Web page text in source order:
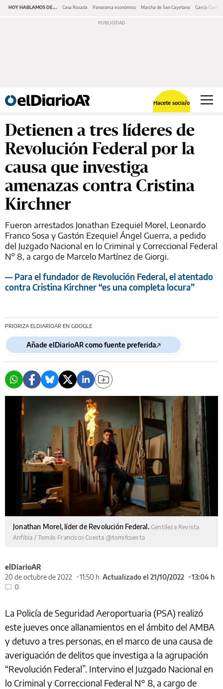
HOY HABLAMOS DE... Casa Rosada Panorama económico Marcha de San Cayetano García Cuerva
Hacete socia/o
Detienen a tres líderes de
Revolución Federal por la
causa que investiga
amenazas contra Cristina
Kirchner
Fueron arrestados Jonathan Ezequiel Morel, Leonardo
Franco Sosa y Gastón Ezequiel Ángel Guerra, a pedido
del Juzgado Nacional en lo Criminal y Correccional Federal
N° 8, a cargo de Marcelo Martínez de Giorgi.
— Para el fundador de Revolución Federal, el atentado
contra Cristina Kirchner “es una completa locura”
PRIORIZA ELDIARIOAR EN GOOGLE
Añade elDiarioAR como fuente preferida
Jonathan Morel, líder de Revolución Federal. Gentileza Revista
Anfibia / Tomás Francisco Cuesta @tomifcuesta
elDiarioAR
20 de octubre de 2022
11:50 h Actualizado el 21/10/2022
13:04 h
0
La Policía de Seguridad Aeroportuaria (PSA) realizó
este jueves once allanamientos en el ámbito del AMBA
y detuvo a tres personas, en el marco de una causa de
averiguación de delitos que investiga a la agrupación
“Revolución Federal”. Intervino el Juzgado Nacional en
lo Criminal y Correccional Federal N° 8, a cargo de